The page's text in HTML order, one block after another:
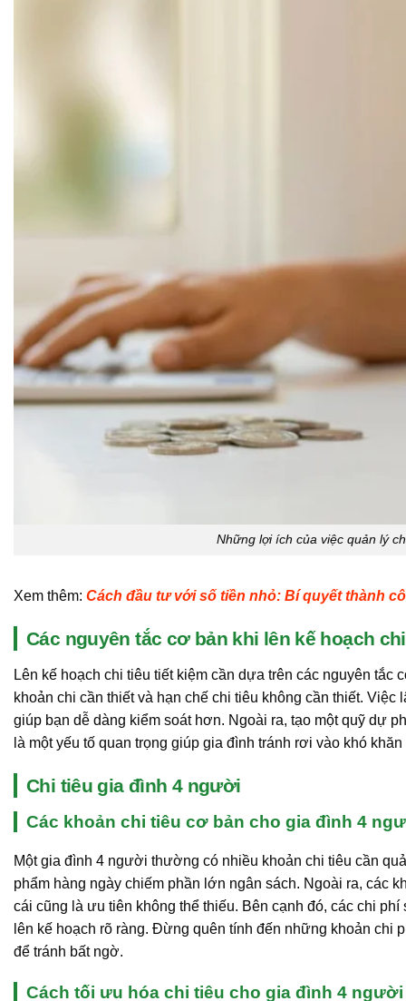
Những lợi ích của việc quản lý
Xem thêm: Cách đầu tư với số tiền nhỏ: Bí quyết thành
Các nguyên tắc cơ bản khi lên kế hoạch
Lên kế hoạch chi tiêu tiết kiệm cần dựa trên các nguyên
khoản chi cần thiết và hạn chế chi tiêu không cần thiết.
giúp bạn dễ dàng kiểm soát hơn. Ngoài ra, tạo một quỹ dự
là một yếu tố quan trọng giúp gia đình tránh rơi vào khó
Chi tiêu gia đình 4 người
Các khoản chi tiêu cơ bản cho gia đình 4
Một gia đình 4 người thường có nhiều khoản chi tiêu cần
phẩm hàng ngày chiếm phần lớn ngân sách. Ngoài ra, các
cái cũng là ưu tiên không thể thiếu. Bên cạnh đó, các chi
lên kế hoạch rõ ràng. Đừng quên tính đến những khoản chi
để tránh bất ngờ.
Cách tối ưu hóa chi tiêu cho gia đình 4 người